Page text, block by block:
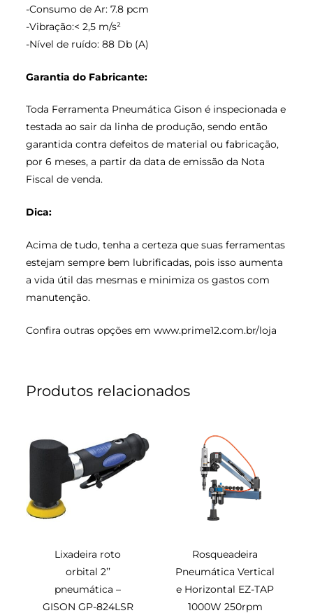
-Consumo de Ar: 7.8 pcm
-Vibração:< 2,5 m/s²
-Nível de ruído: 88 Db (A)
Garantia do Fabricante:
Toda Ferramenta Pneumática Gison é inspecionada e
testada ao sair da linha de produção, sendo então
garantida contra defeitos de material ou fabricação,
por 6 meses, a partir da data de emissão da Nota
Fiscal de venda.
Dica:
Acima de tudo, tenha a certeza que suas ferramentas
estejam sempre bem lubrificadas, pois isso aumenta
a vida útil das mesmas e minimiza os gastos com
manutenção.
Confira outras opções em www.prime12.com.br/loja
Produtos relacionados
Lixadeira roto
orbital 2’’
pneumática –
GISON GP-824LSR
original
era:
R$1.850,90.
atual
R$1.760,90.
Rosqueadeira
Pneumática Vertical
e Horizontal EZ-TAP
1000W 250rpm
R$10.999,90.